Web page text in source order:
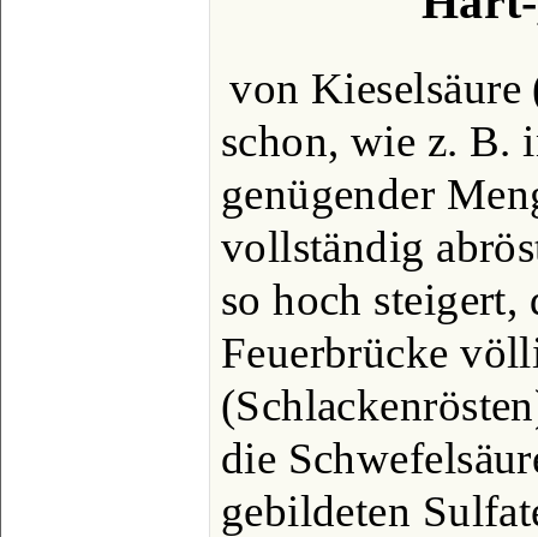
von
schon, wie z. B.
genügender
vollständig
so hoch steigert,
Feuerbrücke
die
gebildeten